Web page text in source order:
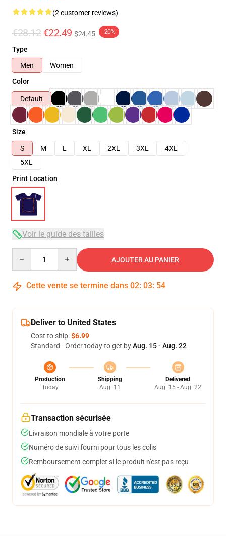
(2 customer reviews)
€28.12 €22.49 $24.45 -20%
Type
Men
Women
Color
Default
Size
S
M L XL 2XL 3XL
4XL
5XL
Print Location
Voir le guide des tailles
AJOUTER AU PANIER
Cette vente se termine dans 02: 03: 54
Deliver to United States
Cost to ship:$6.99
Standard - Order today to get byAug. 15 - Aug. 22
Production
Today
Shipping
Aug. 11
Delivered
Aug. 15 - Aug. 22
Transaction sécurisée
Livraison mondiale à votre porte
Numéro de suivi fourni pour tous les colis
Remboursement complet si le produit n'est pas reçu